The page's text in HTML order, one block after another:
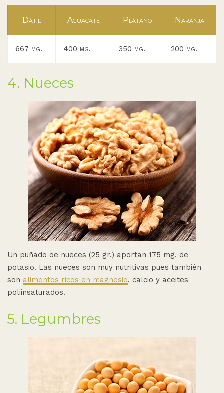
Dátil Aguacate Plátano Naranja
667 mg. 400 mg. 350 mg. 200 mg.
4. Nueces
Un puñado de nueces (25 gr.) aportan 175 mg. de
potasio. Las nueces son muy nutritivas pues también
son alimentos ricos en magnesio, calcio y aceites
poliinsaturados.
5. Legumbres